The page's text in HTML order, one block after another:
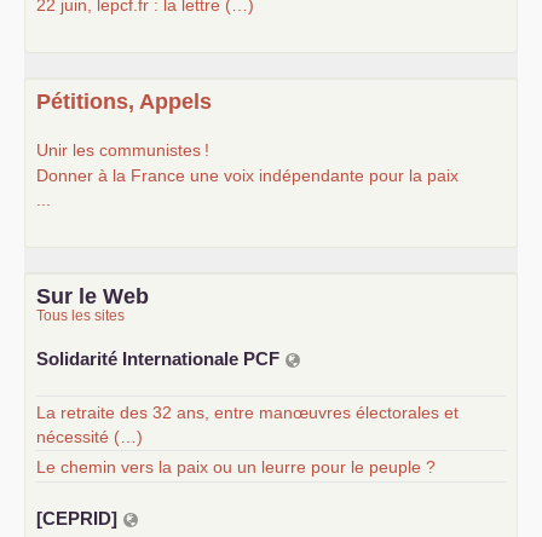
22 juin, lepcf.fr : la lettre (…)
Pétitions, Appels
Unir les communistes !
Donner à la France une voix indépendante pour la paix
Sur le Web
Tous les sites
Solidarité Internationale PCF
La retraite des 32 ans, entre manœuvres électorales et
nécessité (…)
Le chemin vers la paix ou un leurre pour le peuple ?
[CEPRID]